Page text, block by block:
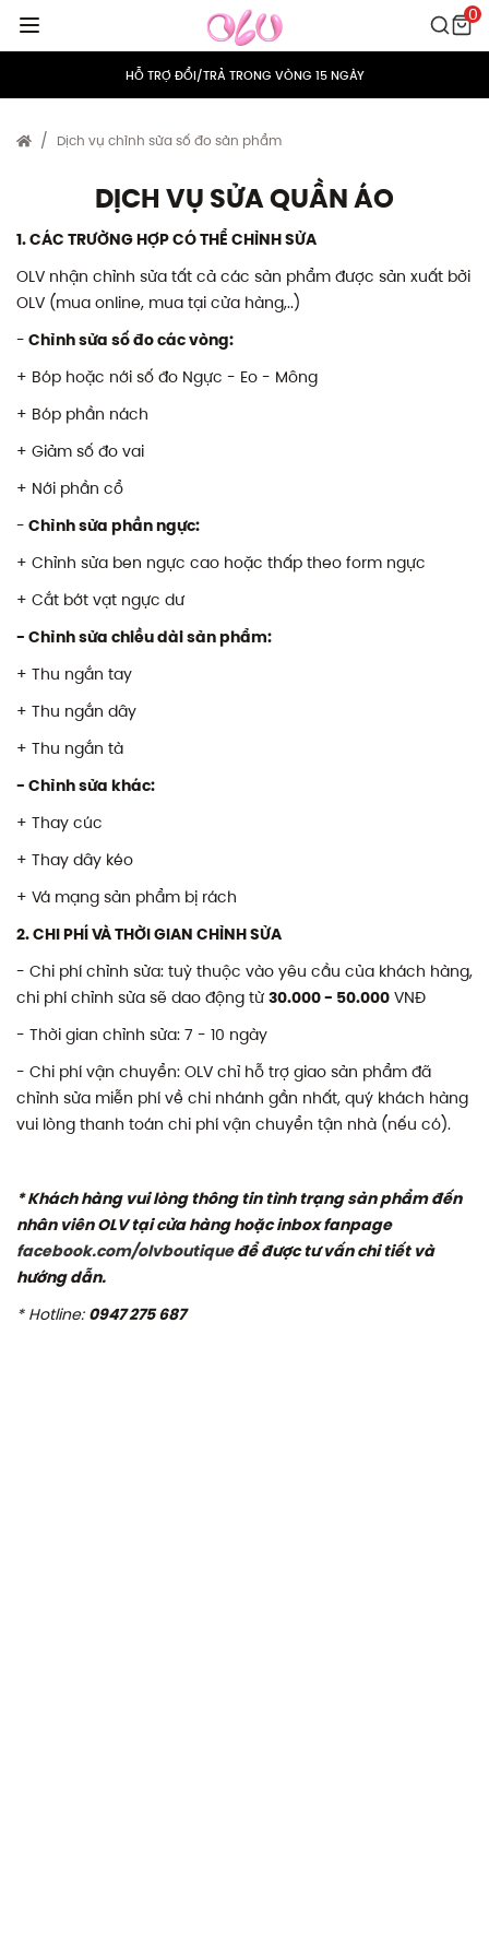
0
MIỄN PHÍ VẬN CHUYỂN CHO MỌI ĐƠN HÀNG
HỖ TRỢ ĐỔI/TRẢ TRONG VÒNG 15 NGÀY
HỖ TRỢ ĐỔI/TRẢ TRONG VÒNG 15 NGÀY
Dịch vụ chỉnh sửa số đo sản phẩm
DỊCH VỤ SỬA QUẦN ÁO
1.CÁC TRƯỜNG HỢP CÓ THỂ CHỈNH SỬA
OLV nhận chỉnh sửa tất cả các sản phẩm được sản xuất bởi
OLV (mua online, mua tại cửa hàng,..)
- Chỉnh sửa số đo các vòng:
+ Bóp hoặc nới số đo Ngực - Eo - Mông
+ Bóp phần nách
+ Giảm số đo vai
+ Nới phần cổ
- Chỉnh sửa phần ngực:
+ Chỉnh sửa ben ngực cao hoặc thấp theo form ngực
+ Cắt bớt vạt ngực dư
- Chỉnh sửa chiều dài sản phẩm:
+ Thu ngắn tay
+ Thu ngắn dây
+ Thu ngắn tà
- Chỉnh sửa khác:
+ Thay cúc
+ Thay dây kéo
+ Vá mạng sản phẩm bị rách
2. CHI PHÍ VÀ THỜI GIAN CHỈNH SỬA
- Chi phí chỉnh sửa: tuỳ thuộc vào yêu cầu của khách hàng,
chi phí chỉnh sửa sẽ dao động từ30.000 - 50.000 VNĐ
- Thời gian chỉnh sửa: 7 - 10 ngày
- Chi phí vận chuyển: OLV chỉ hỗ trợ giao sản phẩm đã
chỉnh sửa miễn phí về chi nhánh gần nhất, quý khách hàng
vui lòng thanh toán chi phí vận chuyển tận nhà (nếu có).
* Khách hàng vui lòng thông tin tình trạng sản phẩm đến
nhân viên OLV tại cửa hàng hoặc inbox fanpage
facebook.com/olvboutiqueđể được tư vấn chi tiết và
hướng dẫn.
* Hotline: 0947 275 687